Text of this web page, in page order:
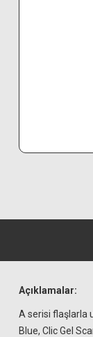
Açıklamalar:
A serisi flaşlarla
Blue, Clic Gel